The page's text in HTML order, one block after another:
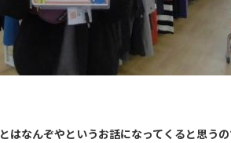
とはなんぞやというお話になってくると思うの